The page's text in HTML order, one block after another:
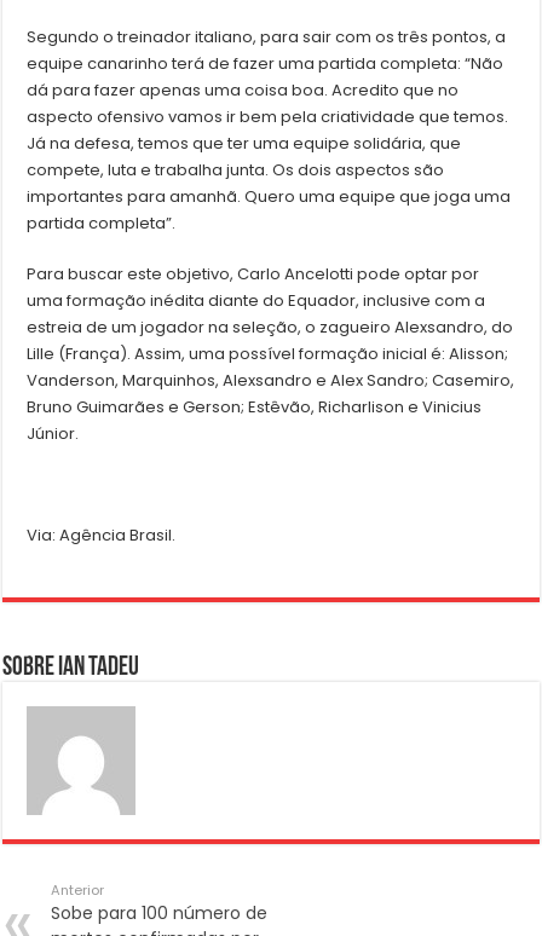
Segundo o treinador italiano, para sair com os três pontos, a
equipe canarinho terá de fazer uma partida completa: “Não
dá para fazer apenas uma coisa boa. Acredito que no
aspecto ofensivo vamos ir bem pela criatividade que temos.
Já na defesa, temos que ter uma equipe solidária, que
compete, luta e trabalha junta. Os dois aspectos são
importantes para amanhã. Quero uma equipe que joga uma
partida completa”.
Para buscar este objetivo, Carlo Ancelotti pode optar por
uma formação inédita diante do Equador, inclusive com a
estreia de um jogador na seleção, o zagueiro Alexsandro, do
Lille (França). Assim, uma possível formação inicial é: Alisson;
Vanderson, Marquinhos, Alexsandro e Alex Sandro; Casemiro,
Bruno Guimarães e Gerson; Estêvão, Richarlison e Vinicius
Júnior.
Via: Agência Brasil.
Sobre Ian Tadeu
Anterior
Sobe para 100 número de